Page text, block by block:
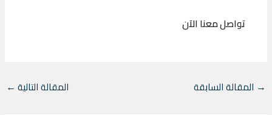
تواصل معنا الآن
→ المقالة السابقة المقالة التالية ←